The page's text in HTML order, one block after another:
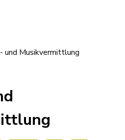
und Musikvermittlung